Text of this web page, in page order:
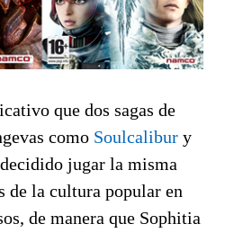
que dos sagas de
como Soulcalibur y
jugar la misma
la cultura popular en
de manera que Sophitia